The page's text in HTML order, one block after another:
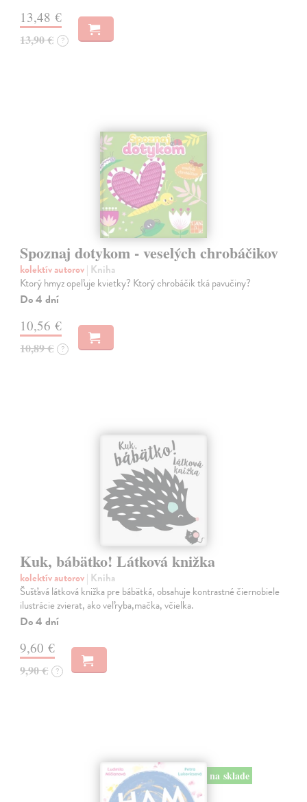
13,48 €
13,90 € ?
Spoznaj dotykom - veselých chrobáčikov
kolektív autorov| Kniha
Ktorý hmyz opeľuje kvietky? Ktorý chrobáčik tká pavučiny?
Do 4 dní
10,56 €
10,89 € ?
Kuk, bábätko! Látková knižka
kolektív autorov| Kniha
Šušťavá látková knižka pre bábätká, obsahuje kontrastné čiernobiele
ilustrácie zvierat, ako veľryba,mačka, včielka.
Do 4 dní
9,60 €
9,90 € ?
na sklade